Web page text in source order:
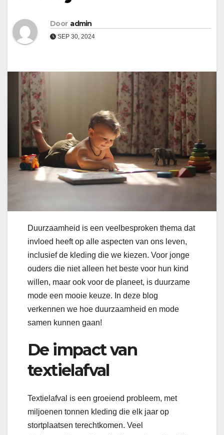
Door admin
SEP 30, 2024
Duurzaamheid is een veelbesproken thema dat
invloed heeft op alle aspecten van ons leven,
inclusief de kleding die we kiezen. Voor jonge
ouders die niet alleen het beste voor hun kind
willen, maar ook voor de planeet, is duurzame
mode een mooie keuze. In deze blog
verkennen we hoe duurzaamheid en mode
samen kunnen gaan!
De impact van
textielafval
Textielafval is een groeiend probleem, met
miljoenen tonnen kleding die elk jaar op
stortplaatsen terechtkomen. Veel